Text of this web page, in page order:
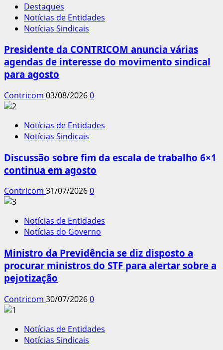
Destaques
Notícias de Entidades
Notícias Sindicais
Presidente da CONTRICOM anuncia várias
agendas de interesse do movimento sindical
para agosto
Contricom 03/08/20260
Notícias de Entidades
Notícias Sindicais
Discussão sobre fim da escala de trabalho 6×1
continua em agosto
Contricom 31/07/20260
Notícias de Entidades
Notícias do Governo
Ministro da Previdência se diz disposto a
procurar ministros do STF para alertar sobre a
pejotização
Contricom 30/07/20260
Notícias de Entidades
Notícias Sindicais